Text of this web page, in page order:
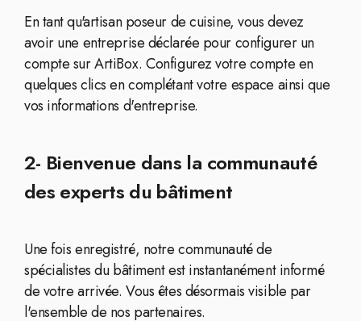
En tant qu'artisan poseur de cuisine, vous devez
avoir une entreprise déclarée pour configurer un
compte sur ArtiBox. Configurez votre compte en
quelques clics en complétant votre espace ainsi que
vos informations d'entreprise.
2- Bienvenue dans la communauté
des experts du bâtiment
Une fois enregistré, notre communauté de
spécialistes du bâtiment est instantanément informé
de votre arrivée. Vous êtes désormais visible par
l'ensemble de nos partenaires.